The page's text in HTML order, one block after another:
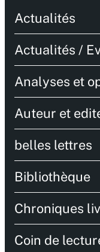
Actualités
Actualités /
Analyses et
Auteur et
belles lettres
Bibliothèque
Chroniques
Coin de